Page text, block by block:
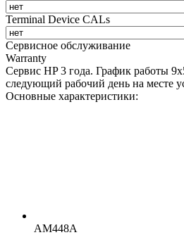
Terminal Device CALs
Сервисное обслуживание
Warranty
Сервис HP 3 года. График работы
следующий рабочий день на месте
Основные характеристики:
AM448A